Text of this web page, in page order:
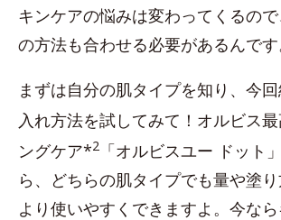
キンケアの悩みは変わってくるの
の方法も合わせる必要があるんです
まずは自分の肌タイプを知り、今
入れ方法を試してみて！オルビス
ングケア*2 「オルビスユー ドット
ら、どちらの肌タイプでも量や塗
より使いやすくできますよ。今な